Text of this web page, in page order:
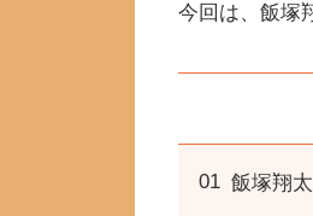
今回は、飯塚
飯塚翔